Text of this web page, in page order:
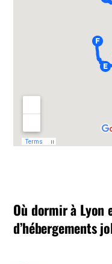
Où dormir à Lyon
d’hébergements